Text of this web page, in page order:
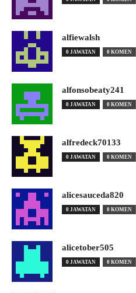
alfiewalsh
0 JAWATAN 0 KOMEN
alfonsobeaty241
0 JAWATAN 0 KOMEN
alfredeck70133
0 JAWATAN 0 KOMEN
alicesauceda820
0 JAWATAN 0 KOMEN
alicetober505
0 JAWATAN 0 KOMEN